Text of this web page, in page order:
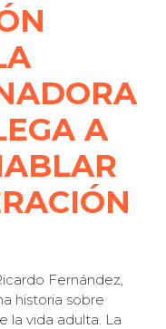
A
Fernández,
historia sobre
la vida adulta. La